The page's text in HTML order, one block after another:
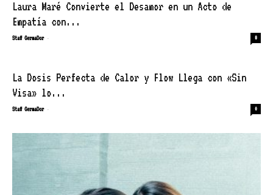
Laura Maré Convierte el Desamor en un Acto de
Empatía con...
Staff GermaDor - 8
La Dosis Perfecta de Calor y Flow Llega con «Sin
Visa» lo...
Staff GermaDor - 0